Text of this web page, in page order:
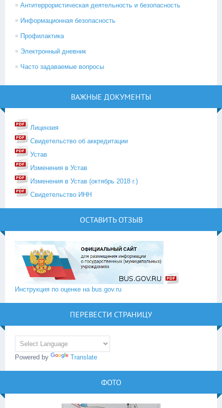
Антитеррористическая деятельность и безопасность
Информационная безопасность
Профилактика
Электронный дневник
Часто задаваемые вопросы
ВАЖНЫЕ ДОКУМЕНТЫ
Лицензия
Свидетельство об аккредитации
Устав
Изменения в Устав
Изменения в Устав (октябрь 2018 г.)
Свидетельство ИНН
ОСТАВИТЬ ОТЗЫВ
Инструкция по оценке на bus.gov.ru
ПЕРЕВЕСТИ СТРАНИЦУ
Powered by Translate
ФОТО